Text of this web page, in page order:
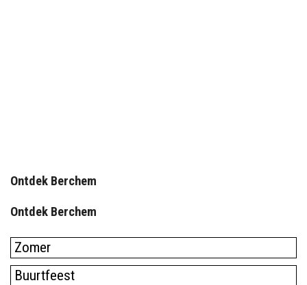
Ontdek Berchem
Ontdek Berchem
Zomer
Buurtfeest